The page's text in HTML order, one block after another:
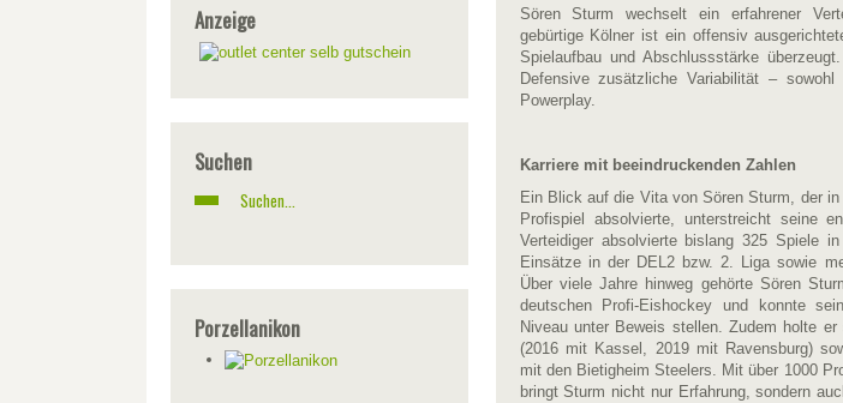
Anzeige
Suchen
Porzellanikon
Sören Sturm wechselt ein erfahrener
gebürtige Kölner ist ein offensiv
Spielaufbau und Abschlussstärke
Defensive zusätzliche Variabilität –
Powerplay.
Karriere mit beeindruckenden Zahlen
Ein Blick auf die Vita von Sören Sturm, der
Profispiel absolvierte, unterstreicht seine
Verteidiger absolvierte bislang 325 Spiele
Einsätze in der DEL2 bzw. 2. Liga sowie
Über viele Jahre hinweg gehörte Sören
deutschen Profi-Eishockey und konnte
Niveau unter Beweis stellen. Zudem holte
(2016 mit Kassel, 2019 mit Ravensburg)
mit den Bietigheim Steelers. Mit über 1000
bringt Sturm nicht nur Erfahrung, sondern